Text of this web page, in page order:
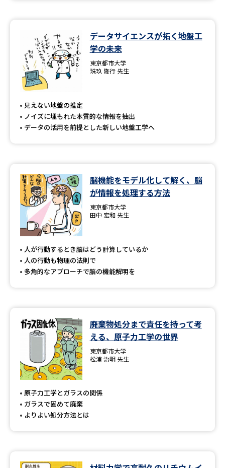
データサイエンスが拓く地盤工
学の未来
東京都市大学
珠玖 隆行 先生
見えない地盤の推定
ノイズに埋もれた本質的な情報を抽出
データの活用を前提とした新しい地盤工学へ
脳機能をモデル化して解く、脳
が情報を処理する方法
東京都市大学
田中 宏和 先生
人が行動するとき脳はどう計算しているか
人の行動も物理の法則で
多角的なアプローチで脳の機能解明を
廃棄物処分まで責任を持って考
える、原子力工学の世界
東京都市大学
松浦 治明 先生
原子力工学とガラスの関係
ガラスで固めて廃棄
よりよい処分方法とは